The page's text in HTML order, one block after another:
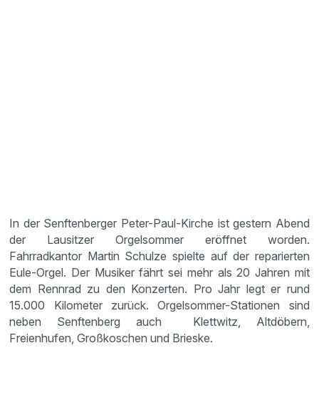
In der Senftenberger Peter-Paul-Kirche ist gestern Abend
der Lausitzer Orgelsommer eröffnet worden.
Fahrradkantor Martin Schulze spielte auf der reparierten
Eule-Orgel. Der Musiker fährt sei mehr als 20 Jahren mit
dem Rennrad zu den Konzerten. Pro Jahr legt er rund
15.000 Kilometer zurück. Orgelsommer-Stationen sind
neben Senftenberg auch Klettwitz, Altdöbern,
Freienhufen, Großkoschen und Brieske.